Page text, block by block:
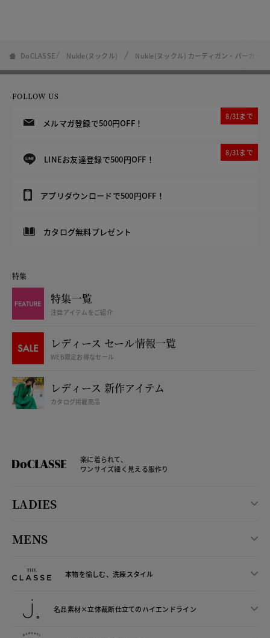
DoCLASSE Nukle(ヌックル) Nukle(ヌックル) カーディガン・パーカー
FOLLOW US
メルマガ登録で500円OFF！
8/31まで
LINEお友達登録で500円OFF！
8/31まで
アプリダウンロードで500円OFF！
カタログ無料プレゼント
特集
特集一覧
注目アイテムをご紹介
レディース セール情報一覧
WEB限定お得なセール
レディース 新作アイテム
カタログ掲載商品
楽に着られて、
ワンサイズ細く見える服作り
LADIES
MENS
本物を愉しむ、洗練スタイル
名品素材×立体裁断仕立てのハイエンドライン